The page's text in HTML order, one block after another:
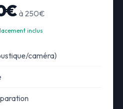
à 250€
inclus
caméra)